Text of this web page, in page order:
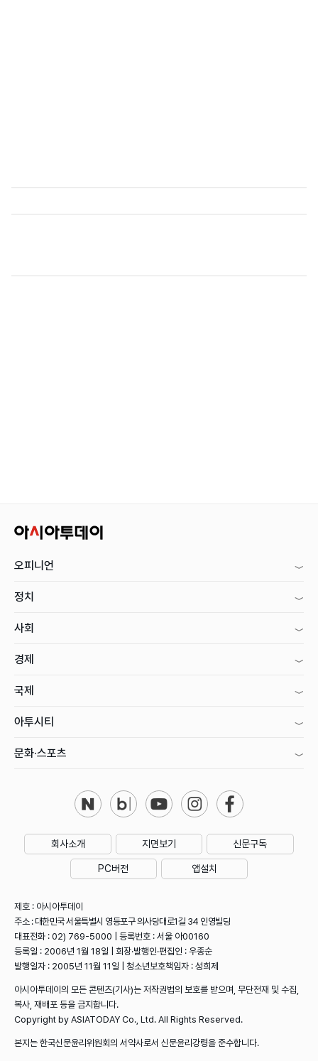
오피니언
정치
사회
경제
국제
아투시티
문화·스포츠
회사소개 지면보기 신문구독
PC버전 앱설치
제호 : 아시아투데이
주소 : 대한민국 서울특별시 영등포구 의사당대로1길 34 인영빌딩
대표전화 : 02) 769-5000 | 등록번호 : 서울 아00160
등록일 : 2006년 1월 18일 | 회장·발행인·편집인 : 우종순
발행일자 : 2005년 11월 11일 | 청소년보호책임자 : 성희제
아시아투데이의 모든 콘텐츠(기사)는 저작권법의 보호를 받으며, 무단전재 및 수집,
복사, 재배포 등을 금지합니다.
Copyright by ASIATODAY Co., Ltd. All Rights Reserved.
본지는 한국신문윤리위원회의 서약사로서 신문윤리강령을 준수합니다.